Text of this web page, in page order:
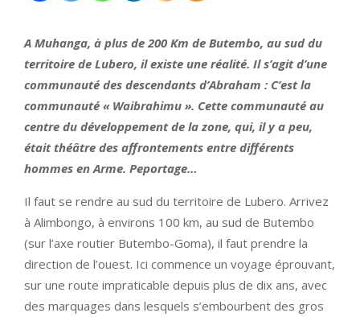
A Muhanga, à plus de 200 Km de Butembo, au sud du
territoire de Lubero, il existe une réalité. Il s’agit d’une
communauté des descendants d’Abraham : C’est la
communauté « Waibrahimu ». Cette communauté au
centre du développement de la zone, qui, il y a peu,
était théâtre des affrontements entre différents
hommes en Arme. Peportage…
Il faut se rendre au sud du territoire de Lubero. Arrivez
à Alimbongo, à environs 100 km, au sud de Butembo
(sur l’axe routier Butembo-Goma), il faut prendre la
direction de l’ouest. Ici commence un voyage éprouvant,
sur une route impraticable depuis plus de dix ans, avec
des marquages dans lesquels s’embourbent des gros